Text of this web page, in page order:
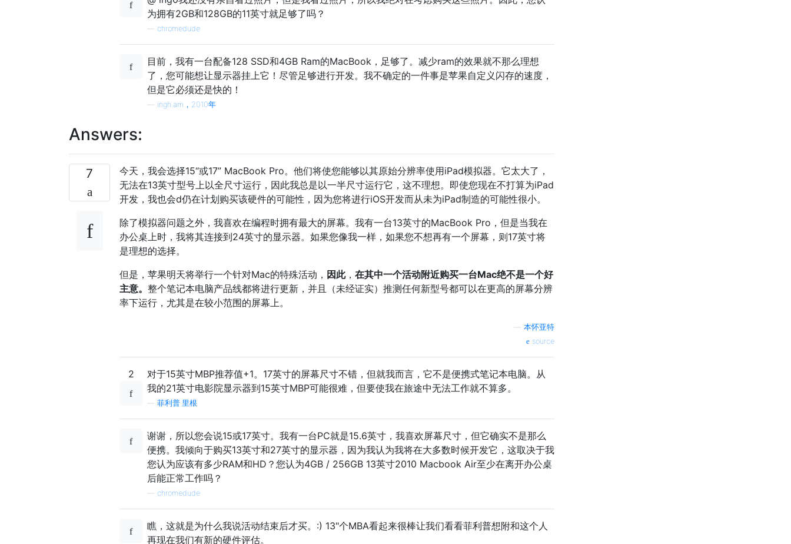
为拥有2GB和128GB的11英寸就足够了吗？
chromedude
目前，我有一台配备128 SSD和4GB Ram的MacBook，足够了。减少ram的效果就不那么理想
了，您可能想让显示器挂上它！尽管足够进行开发。我不确定的一件事是苹果自定义闪存的速度，
但是它必须还是快的！
ingh.am，2010年
Answers:
7
今天，我会选择15“或17” MacBook Pro。他们将使您能够以其原始分辨率使用iPad模拟器。它太大了，
无法在13英寸型号上以全尺寸运行，因此我总是以一半尺寸运行它，这不理想。即使您现在不打算为iPad
开发，我也会d仍在计划购买该硬件的可能性，因为您将进行iOS开发而从未为iPad制造的可能性很小。
除了模拟器问题之外，我喜欢在编程时拥有最大的屏幕。我有一台13英寸的MacBook Pro，但是当我在
办公桌上时，我将其连接到24英寸的显示器。如果您像我一样，如果您不想再有一个屏幕，则17英寸将
是理想的选择。
但是，苹果明天将举行一个针对Mac的特殊活动， 因此， 在其中一个活动附近购买一台Mac绝不是一个好
主意。 整个笔记本电脑产品线都将进行更新，并且（未经证实）推测任何新型号都可以在更高的屏幕分辨
率下运行，尤其是在较小范围的屏幕上。
本怀亚特
source
2
对于15英寸MBP推荐值+1。17英寸的屏幕尺寸不错，但就我而言，它不是便携式笔记本电脑。从
我的21英寸电影院显示器到15英寸MBP可能很难，但要使我在旅途中无法工作就不算多。
菲利普·里根
谢谢，所以您会说15或17英寸。我有一台PC就是15.6英寸，我喜欢屏幕尺寸，但它确实不是那么
便携。我倾向于购买13英寸和27英寸的显示器，因为我认为我将在大多数时候开发它，这取决于我
您认为应该有多少RAM和HD？您认为4GB / 256GB 13英寸2010 Macbook Air至少在离开办公桌
后能正常工作吗？
chromedude
瞧，这就是为什么我说活动结束后才买。:) 13"个MBA看起来很棒让我们看看菲利普想附和这个人
再现在我们有新的硬件评估。